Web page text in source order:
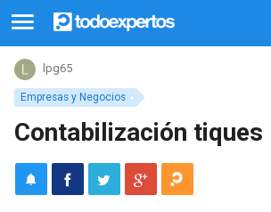
Empresas y Negocios
lpg65
Contabilización tiques